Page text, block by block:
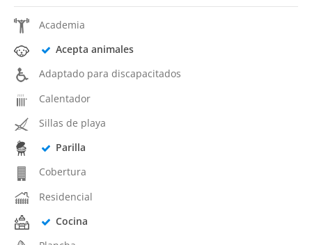
Academia
Acepta animales
Adaptado para discapacitados
Calentador
Sillas de playa
Parilla
Cobertura
Residencial
Cocina